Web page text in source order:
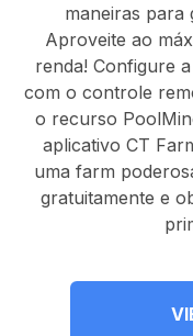
maneiras para
Aproveite ao
renda! Configure
com o controle
o recurso
aplicativo CT
uma farm
gratuitamente e